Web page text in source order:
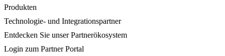
Produkten
Technologie- und Integrationspartner
Entdecken Sie unser Partnerökosystem
Login zum Partner Portal